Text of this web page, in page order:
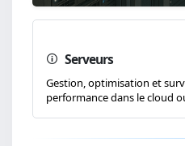
Serveurs
Gestion, optimisation et
performance dans le cloud